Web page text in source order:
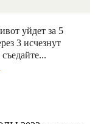
уйдет за 5
3 исчезнут